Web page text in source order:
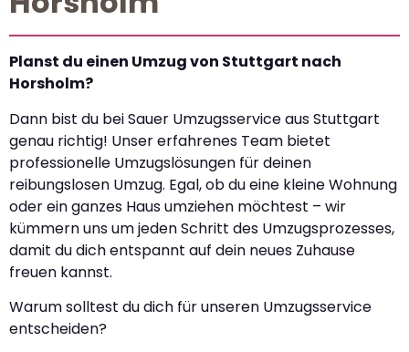
Planst du einen Umzug von Stuttgart nach
Horsholm?
Dann bist du bei Sauer Umzugsservice aus Stuttgart
genau richtig! Unser erfahrenes Team bietet
professionelle Umzugslösungen für deinen
reibungslosen Umzug. Egal, ob du eine kleine Wohnung
oder ein ganzes Haus umziehen möchtest – wir
kümmern uns um jeden Schritt des Umzugsprozesses,
damit du dich entspannt auf dein neues Zuhause
freuen kannst.
Warum solltest du dich für unseren Umzugsservice
entscheiden?